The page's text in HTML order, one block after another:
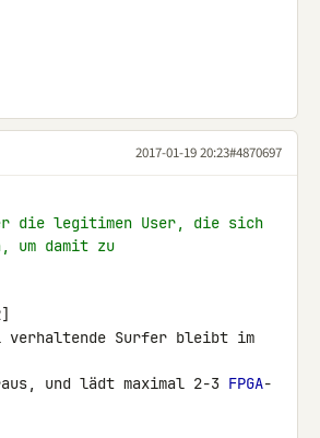
2017-01-19 20:23#4870697
die legitimen User, die sich
um damit zu
verhaltende Surfer bleibt im
und lädt maximal 2-3 FPGA-